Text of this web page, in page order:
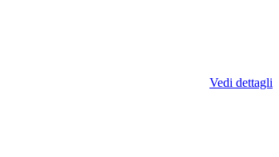
Vedi dettagli